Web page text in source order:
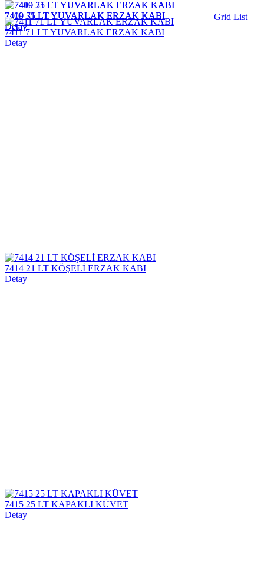
Grid List
7409 71 LT YUVARLAK ERZAK KABI
Detay
7410 35 LT YUVARLAK ERZAK KABI
Detay
7411 71 LT YUVARLAK ERZAK KABI
Detay
7414 21 LT KÖŞELİ ERZAK KABI
Detay
7415 25 LT KAPAKLI KÜVET
Detay